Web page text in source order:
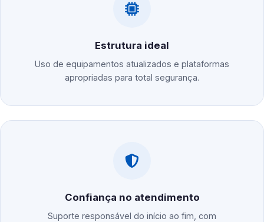
Estrutura ideal
Uso de equipamentos atualizados e plataformas
apropriadas para total segurança.
Confiança no atendimento
Suporte responsável do início ao fim, com